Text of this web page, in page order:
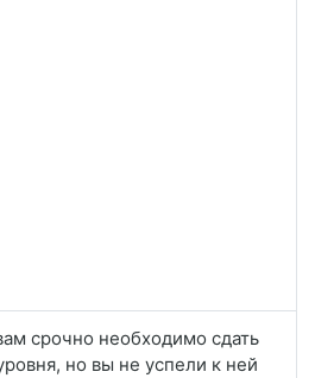
срочно необходимо сдать
но вы не успели к ней